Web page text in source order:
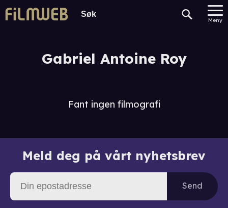
Meny
Gabriel Antoine Roy
Fant ingen filmografi
Meld deg på vårt nyhetsbrev
Send